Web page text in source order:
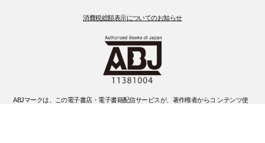
消費税総額表示についてのお知らせ
ABJマークは、この電子書店・電子書籍配信サービスが、著作権者からコ ンテンツ使